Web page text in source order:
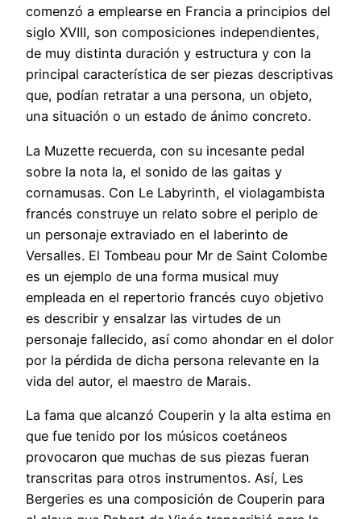
comenzó a emplearse en Francia a principios del
siglo XVIII, son composiciones independientes,
de muy distinta duración y estructura y con la
principal característica de ser piezas descriptivas
que, podían retratar a una persona, un objeto,
una situación o un estado de ánimo concreto.
La Muzette recuerda, con su incesante pedal
sobre la nota la, el sonido de las gaitas y
cornamusas. Con Le Labyrinth, el violagambista
francés construye un relato sobre el periplo de
un personaje extraviado en el laberinto de
Versalles. El Tombeau pour Mr de Saint Colombe
es un ejemplo de una forma musical muy
empleada en el repertorio francés cuyo objetivo
es describir y ensalzar las virtudes de un
personaje fallecido, así como ahondar en el dolor
por la pérdida de dicha persona relevante en la
vida del autor, el maestro de Marais.
La fama que alcanzó Couperin y la alta estima en
que fue tenido por los músicos coetáneos
provocaron que muchas de sus piezas fueran
transcritas para otros instrumentos. Así, Les
Bergeries es una composición de Couperin para